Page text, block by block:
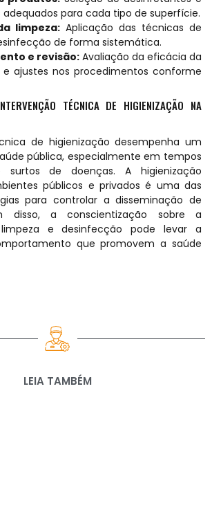
para cada tipo de superfície.
limpeza: Aplicação das técnicas de
de forma sistemática.
e revisão: Avaliação da eficácia da
ajustes nos procedimentos conforme
TÉCNICA DE HIGIENIZAÇÃO NA
de higienização desempenha um
pública, especialmente em tempos
de doenças. A higienização
públicos e privados é uma das
para controlar a disseminação de
disso, a conscientização sobre a
e desinfecção pode levar a
que promovem a saúde
LEIA TAMBÉM